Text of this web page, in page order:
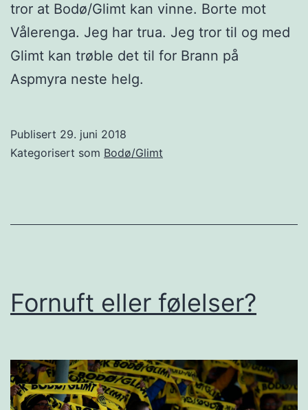
tror at Bodø/Glimt kan vinne. Borte mot
Vålerenga. Jeg har trua. Jeg tror til og med
Glimt kan trøble det til for Brann på
Aspmyra neste helg.
Publisert 29. juni 2018
Kategorisert som Bodø/Glimt
Fornuft eller følelser?